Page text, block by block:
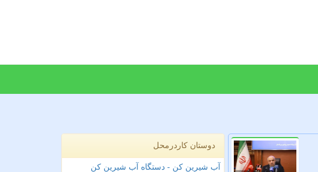
دوستان کاردرمحل
آب شیرین کن - دستگاه آب شیرین کن